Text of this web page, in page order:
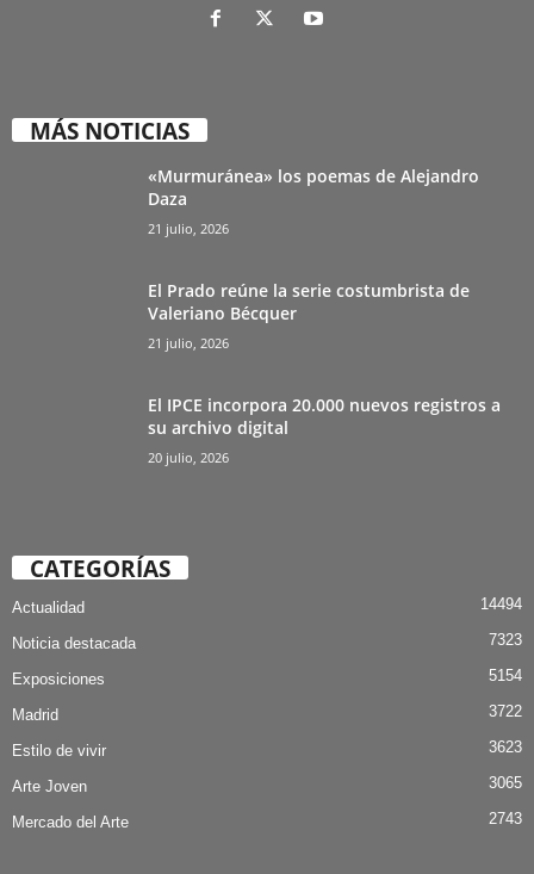
MÁS NOTICIAS
«Murmuránea» los poemas de Alejandro
Daza
21 julio, 2026
El Prado reúne la serie costumbrista de
Valeriano Bécquer
21 julio, 2026
El IPCE incorpora 20.000 nuevos registros a
su archivo digital
20 julio, 2026
CATEGORÍAS
Actualidad 14494
Noticia destacada 7323
Exposiciones 5154
Madrid 3722
Estilo de vivir 3623
Arte Joven 3065
Mercado del Arte 2743